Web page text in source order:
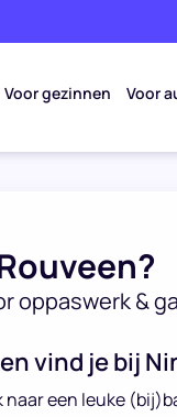
Voor gezinnen Voor
oppaswerk &
vind je bij
naar een leuke